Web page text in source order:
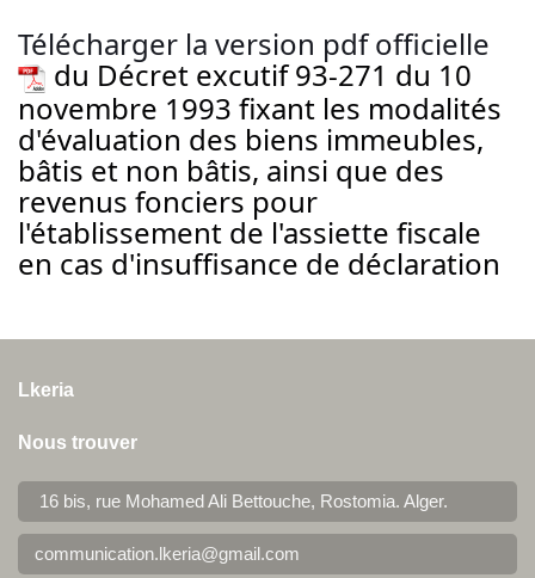
Télécharger la version pdf officielle
du Décret excutif 93-271 du 10
novembre 1993 fixant les modalités
d'évaluation des biens immeubles,
bâtis et non bâtis, ainsi que des
revenus fonciers pour
l'établissement de l'assiette fiscale
en cas d'insuffisance de déclaration
Lkeria
Nous trouver
16 bis, rue Mohamed Ali Bettouche, Rostomia. Alger.
communication.lkeria@gmail.com